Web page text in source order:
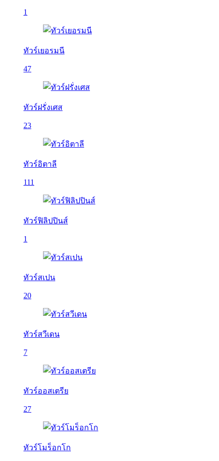
1
ทัวร์เยอรมนี
47
ทัวร์ฝรั่งเศส
23
ทัวร์อิตาลี
111
ทัวร์ฟิลิปปินส์
1
ทัวร์สเปน
20
ทัวร์สวีเดน
7
ทัวร์ออสเตรีย
27
ทัวร์โมร็อกโก